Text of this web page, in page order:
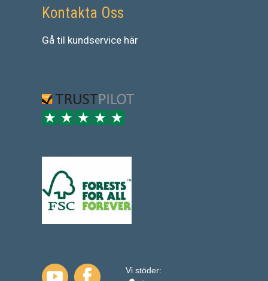
Kontakta Oss
Gå til kundservice här
Vi stöder: